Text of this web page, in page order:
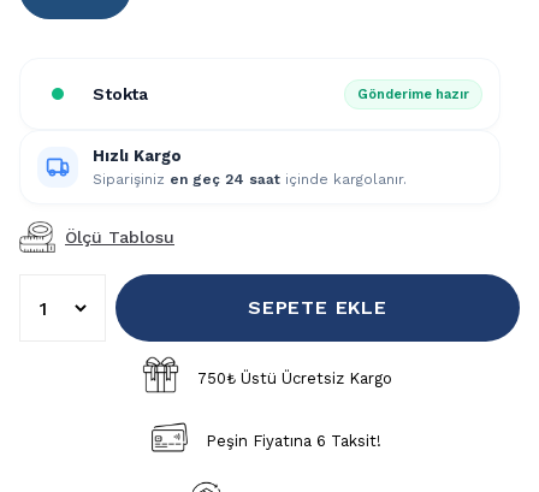
Stokta Gönderime hazır
Hızlı Kargo
Siparişiniz en geç 24 saat içinde kargolanır.
Ölçü Tablosu
SEPETE EKLE
750₺ Üstü Ücretsiz Kargo
Peşin Fiyatına 6 Taksit!